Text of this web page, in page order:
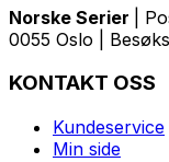
Norske Serier
|
0055 Oslo |
KONTAKT OSS
Kundeservice
Min side